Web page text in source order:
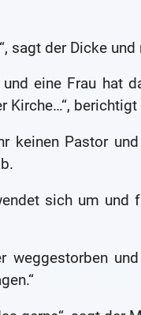
sagt der Dicke
eine Frau hat
Kirche…“,
keinen Pastor
sich um und
weggestorben